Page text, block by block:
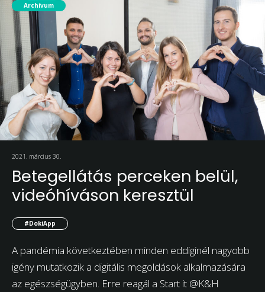
Archívum
2021. március 30.
Betegellátás perceken belül,
videóhíváson keresztül
#DokiApp
A pandémia következtében minden eddiginél nagyobb
igény mutatkozik a digitális megoldások alkalmazására
az egészségügyben. Erre reagál a Start it @K&H